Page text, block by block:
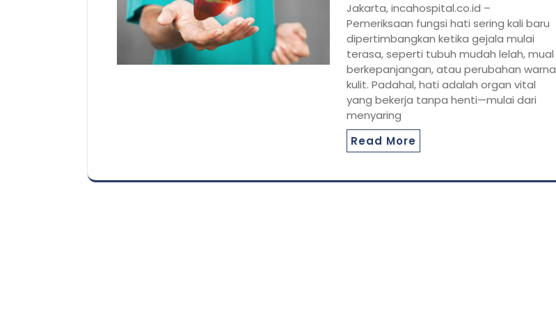
Jakarta, incahospital.co.id –
Pemeriksaan fungsi hati sering kali baru
dipertimbangkan ketika gejala mulai
terasa, seperti tubuh mudah lelah, mual
berkepanjangan, atau perubahan warna
kulit. Padahal, hati adalah organ vital
yang bekerja tanpa henti—mulai dari
menyaring
Read More